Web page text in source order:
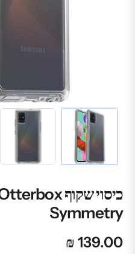
Symmetry
₪ 139.00